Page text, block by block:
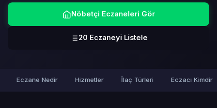
Nöbetçi Eczaneleri Gör
20 Eczaneyi Listele
Eczane Nedir Hizmetler İlaç Türleri Eczacı Kimdir